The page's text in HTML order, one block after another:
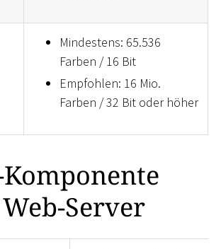
Mindestens: 65.536
Farben / 16 Bit
Empfohlen: 16 Mio.
Farben / 32 Bit oder höher
Server